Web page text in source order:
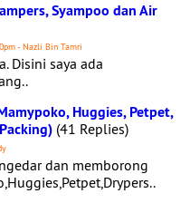
Syampoo dan Air
- Nazli Bin Tamri
Disini saya ada
Huggies, Petpet,
(41 Replies)
dan memborong